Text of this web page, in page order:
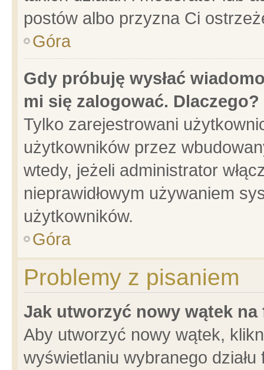
postów albo przyzna Ci
Góra
Gdy próbuję wysłać
mi się zalogować. Dlaczego?
Tylko zarejestrowani
użytkowników przez
wtedy, jeżeli administrator
nieprawidłowym używaniem
użytkowników.
Góra
Problemy z pisaniem
Jak utworzyć nowy wątek na
Aby utworzyć nowy wątek,
wyświetlaniu wybranego